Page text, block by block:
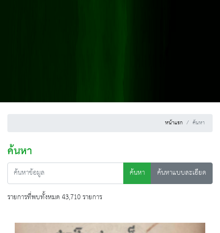
หน้าแรก ค้นหา
ค้นหา
ค้นหา
ค้นหาแบบละเอียด
รายการที่พบทั้งหมด 43,710 รายการ